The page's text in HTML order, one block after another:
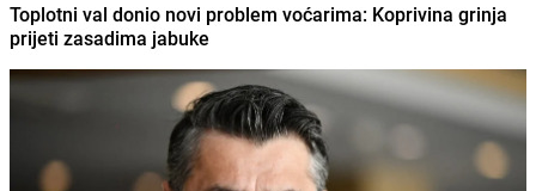
Toplotni val donio novi problem voćarima: Koprivina grinja
prijeti zasadima jabuke